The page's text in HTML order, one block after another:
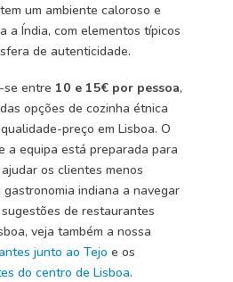
um ambiente caloroso e
a Índia, com elementos típicos
de autenticidade.
se entre 10 e 15€ por pessoa,
opções de cozinha étnica
preço em Lisboa. O
a equipa está preparada para
os clientes menos
indiana a navegar
de restaurantes
veja também a nossa
junto ao Tejo e os
do centro de Lisboa.